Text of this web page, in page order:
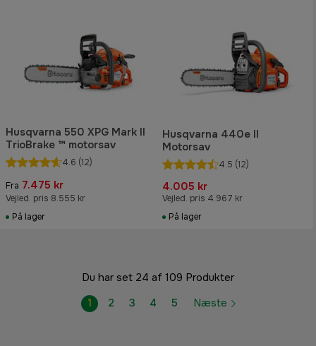
Husqvarna 550 XPG Mark II
TrioBrake ™ motorsav
4.6 (12)
Fra 7.475 kr
Vejled. pris 8.555 kr
På lager
Husqvarna 440e II
Motorsav
4.5 (12)
4.005 kr
Vejled. pris 4.967 kr
På lager
Du har set 24 af 109 Produkter
1
2 3 4 5 Næste